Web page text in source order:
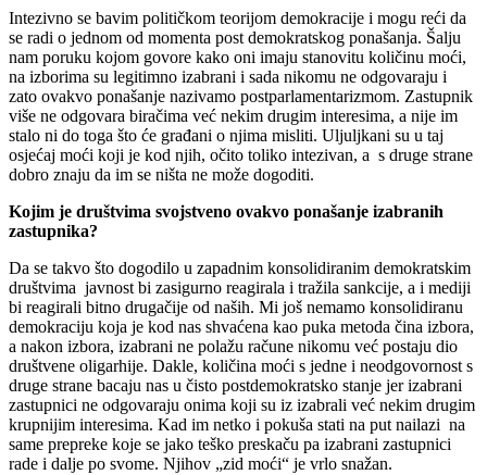
Intezivno se bavim političkom teorijom demokracije i mogu reći da
se radi o jednom od momenta post demokratskog ponašanja. Šalju
nam poruku kojom govore kako oni imaju stanovitu količinu moći,
na izborima su legitimno izabrani i sada nikomu ne odgovaraju i
zato ovakvo ponašanje nazivamo postparlamentarizmom. Zastupnik
više ne odgovara biračima već nekim drugim interesima, a nije im
stalo ni do toga što će građani o njima misliti. Uljuljkani su u taj
osjećaj moći koji je kod njih, očito toliko intezivan, a s druge strane
dobro znaju da im se ništa ne može dogoditi.
Kojim je društvima svojstveno ovakvo ponašanje izabranih
zastupnika?
Da se takvo što dogodilo u zapadnim konsolidiranim demokratskim
društvima javnost bi zasigurno reagirala i tražila sankcije, a i mediji
bi reagirali bitno drugačije od naših. Mi još nemamo konsolidiranu
demokraciju koja je kod nas shvaćena kao puka metoda čina izbora,
a nakon izbora, izabrani ne polažu račune nikomu već postaju dio
društvene oligarhije. Dakle, količina moći s jedne i neodgovornost s
druge strane bacaju nas u čisto postdemokratsko stanje jer izabrani
zastupnici ne odgovaraju onima koji su iz izabrali već nekim drugim
krupnijim interesima. Kad im netko i pokuša stati na put nailazi na
same prepreke koje se jako teško preskaču pa izabrani zastupnici
rade i dalje po svome. Njihov „zid moći“ je vrlo snažan.